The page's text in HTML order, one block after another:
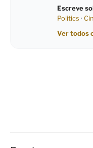
Escreve
Politics ·
Ver todos